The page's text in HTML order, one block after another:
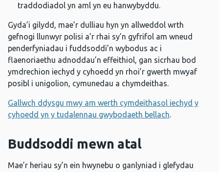
traddodiadol yn aml yn eu hanwybyddu.
Gyda’i gilydd, mae’r dulliau hyn yn allweddol wrth
gefnogi llunwyr polisi a’r rhai sy’n gyfrifol am wneud
penderfyniadau i fuddsoddi’n wybodus ac i
flaenoriaethu adnoddau’n effeithiol, gan sicrhau bod
ymdrechion iechyd y cyhoedd yn rhoi’r gwerth mwyaf
posibl i unigolion, cymunedau a chymdeithas.
Gallwch ddysgu mwy am werth cymdeithasol iechyd y
cyhoedd yn y tudalennau gwybodaeth bellach.
Buddsoddi mewn atal
Mae’r heriau sy’n ein hwynebu o ganlyniad i glefydau